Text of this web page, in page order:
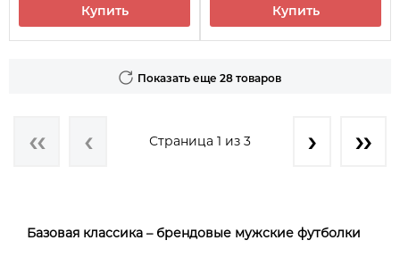
Купить Купить
Показать еще 28 товаров
Страница 1 из 3
Базовая классика – брендовые мужские футболки